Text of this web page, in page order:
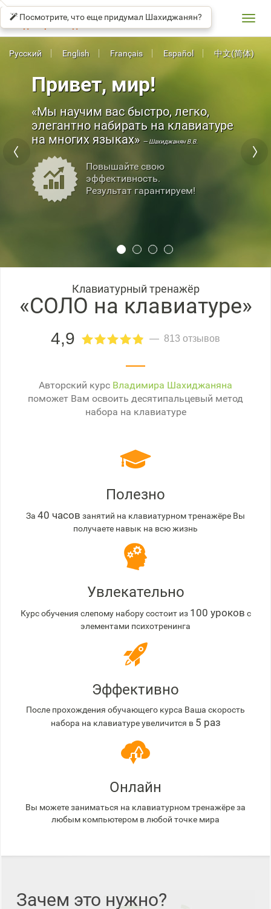
СОЛО КЛАВИАТУРЕ
Привет, мир!
Мы научим вас быстро, легко,
элегантно набирать на клавиатуре
на многих языках
— Шахиджанян В.В.
Повышайте свою
эффективность.
Результат гарантируем!
Русский English Français Español 中文(简体)
Клавиатурный тренажёр
«СОЛО на клавиатуре»
4,9 813 отзывов
Авторский курс Владимира Шахиджаняна
поможет Вам освоить десятипальцевый метод
набора на клавиатуре
Полезно
За 40 часов занятий на клавиатурном тренажёре Вы
получаете навык на всю жизнь
Увлекательно
Курс обучения слепому набору состоит из 100 уроков с
элементами психотренинга
Эффективно
После прохождения обучающего курса Ваша скорость
набора на клавиатуре увеличится в 5 раз
Онлайн
Вы можете заниматься на клавиатурном тренажёре за
любым компьютером в любой точке мира
Зачем это нужно?
Посмотрите, что еще придумал Шахиджанян?